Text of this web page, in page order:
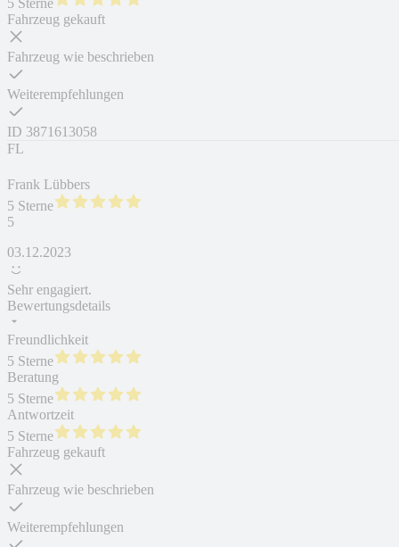
5 Sterne
Fahrzeug gekauft
Fahrzeug wie beschrieben
Weiterempfehlungen
ID 3871613058
FL
Frank Lübbers
5 Sterne
5
03.12.2023
Sehr engagiert.
Bewertungsdetails
Freundlichkeit
5 Sterne
Beratung
5 Sterne
Antwortzeit
5 Sterne
Fahrzeug gekauft
Fahrzeug wie beschrieben
Weiterempfehlungen